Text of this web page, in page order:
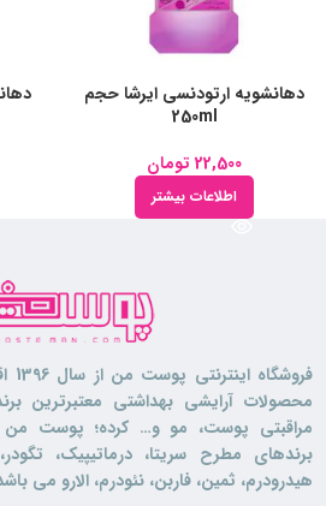
دهانشویه ارتودنسی ایرشا حجم
250ml
22,500 تومان
اطلاعات بیشتر
محصولات آرایشی بهداشتی معتبرترین
مراقبتی پوست، مو و… کرده؛ پوست من
برندهای مطرح سریتا، درماتیپیک، تگودر،
هیدرودرم، ثمین، فاربن، نئودرم، الارو می